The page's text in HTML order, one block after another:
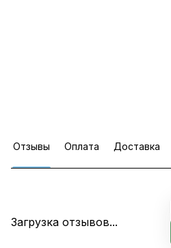
Отзывы Оплата Доставка
Загрузка отзывов...